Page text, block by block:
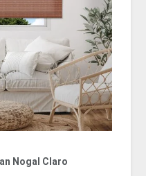
Nogal Claro